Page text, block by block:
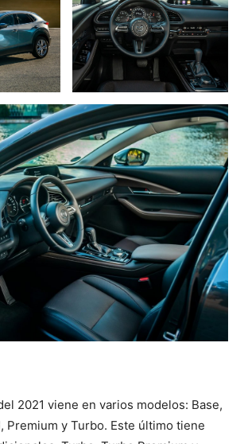
2021 viene en varios modelos: Base,
Premium y Turbo. Este último tiene